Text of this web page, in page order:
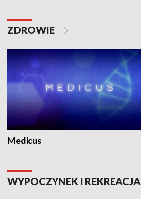
ZDROWIE
Medicus
WYPOCZYNEK I REKREACJA